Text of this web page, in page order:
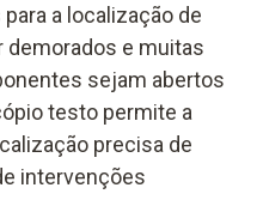
a localização de
e muitas
sejam abertos
testo permite a
precisa de
intervenções